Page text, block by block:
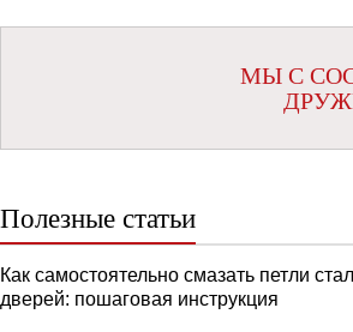
МЫ С
Полезные статьи
Как самостоятельно смазать петли
дверей: пошаговая инструкция